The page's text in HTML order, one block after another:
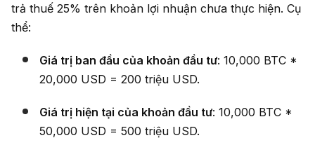
trả thuế 25% trên khoản lợi nhuận chưa thực hiện. Cụ
thể:
Giá trị ban đầu của khoản đầu tư: 10,000 BTC *
20,000 USD = 200 triệu USD.
Giá trị hiện tại của khoản đầu tư: 10,000 BTC *
50,000 USD = 500 triệu USD.